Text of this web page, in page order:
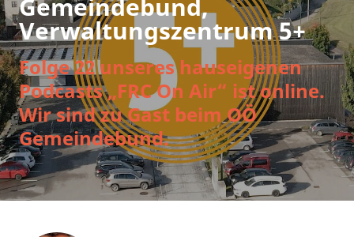
Gemeindebund,
Verwaltungszentrum 5+
Folge 22 unseres hauseigenen
Podcasts „FRC On Air“ ist online.
Wir sind zu Gast beim OÖ
Gemeindebund.